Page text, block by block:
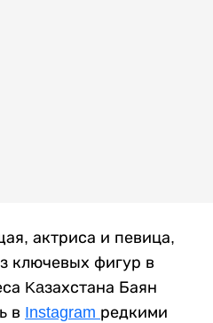
актриса и певица,
ключевых фигур в
Kaзахстана Баян
в Instagram редкими